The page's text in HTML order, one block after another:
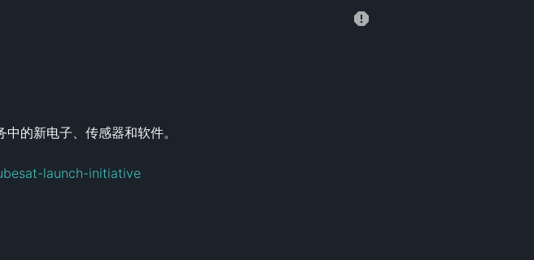
的新电子、传感器和软件。
launch-initiative